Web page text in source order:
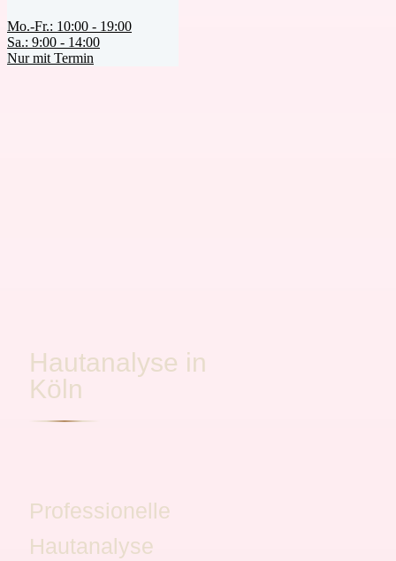
Mo.-Fr.: 10:00 - 19:00
Sa.: 9:00 - 14:00
Nur mit Termin
Hautanalyse in
Köln
Professionelle
Hautanalyse